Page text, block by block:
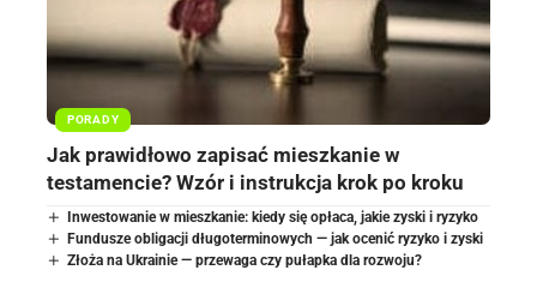
PORADY
Jak prawidłowo zapisać mieszkanie w
testamencie? Wzór i instrukcja krok po kroku
Inwestowanie w mieszkanie: kiedy się opłaca, jakie zyski i ryzyko
Fundusze obligacji długoterminowych — jak ocenić ryzyko i zyski
Złoża na Ukrainie — przewaga czy pułapka dla rozwoju?